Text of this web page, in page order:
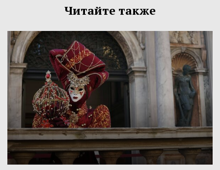
Читайте также